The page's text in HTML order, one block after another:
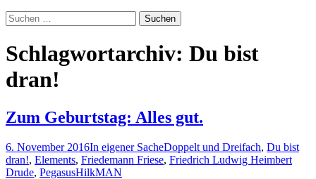
Suchen
nach:
Schlagwortarchiv: Du bist
dran!
Zum Geburtstag: Alles gut.
6. November 2016In eigener SacheDoppelt und Dreifach, Du bist
dran!, Elements, Friedemann Friese, Friedrich Ludwig Heimbert
Drude, PegasusHilkMAN